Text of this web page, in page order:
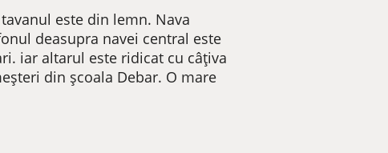
este din lemn. Nava
deasupra navei central este
iar altarul este ridicat cu câțiva
din școala Debar. O mare